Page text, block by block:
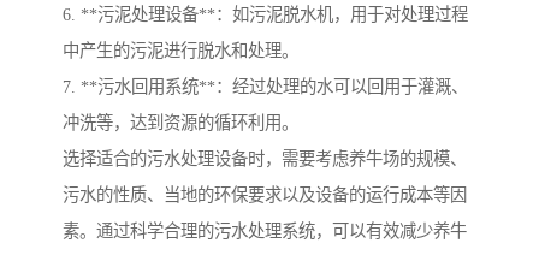
6. **污泥处理设备**：如污泥脱水机，用于对处理过程
中产生的污泥进行脱水和处理。
7. **污水回用系统**：经过处理的水可以回用于灌溉、
冲洗等，达到资源的循环利用。
选择适合的污水处理设备时，需要考虑养牛场的规模、
污水的性质、当地的环保要求以及设备的运行成本等因
素。通过科学合理的污水处理系统，可以有效减少养牛